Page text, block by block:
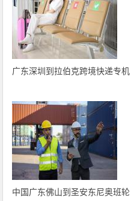
广东深圳到拉伯克跨境快递专机
中国广东佛山到圣安东尼奥班轮